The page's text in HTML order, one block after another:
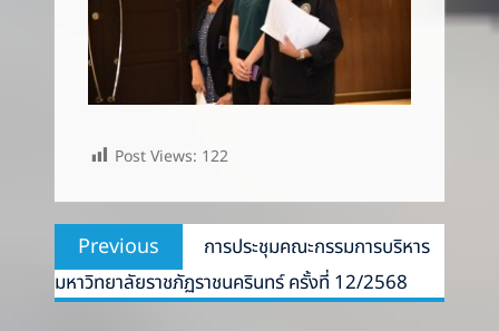
Post Views: 122
Post
navigation
Previous
Previous
post:
การประชุมคณะกรรมการบริหาร
มหาวิทยาลัยราชภัฏราชนครินทร์ ครั้งที่ 12/2568